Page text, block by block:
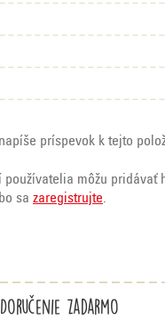
príspevok k tejto
používatelia môžu pridávať
sa zaregistrujte.
Doručenie zadarmo